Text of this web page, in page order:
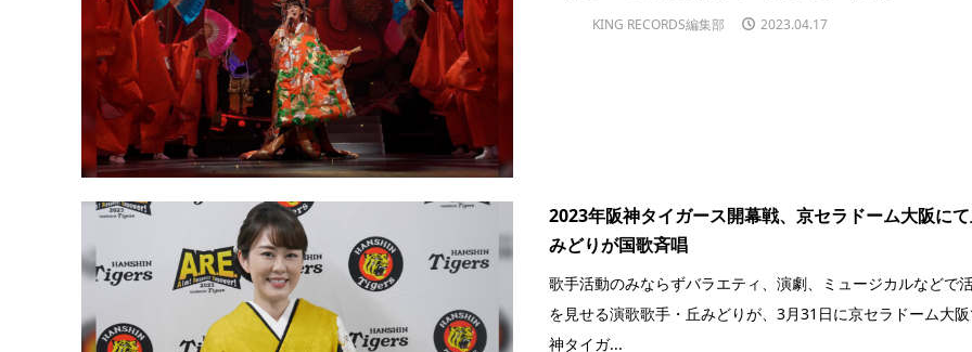
KING RECORDS編集部 2023.04.17
2023年阪神タイガース開幕戦、京セラドーム大阪に
みどりが国歌斉唱
歌手活動のみならずバラエティ、演劇、ミュージカルなどで
を見せる演歌歌手・丘みどりが、3月31日に京セラドーム大阪
神タイガ...